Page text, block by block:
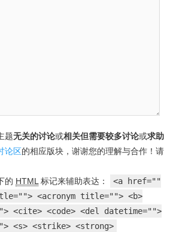
题无关的讨论或相关但需要较多讨论或求助
论区的相应版块，谢谢您的理解与合作！请
的 HTML标记来辅助表达：
<a href=""
<acronym title=""> <b>
<cite> <code> <del datetime="">
<s> <strike> <strong>